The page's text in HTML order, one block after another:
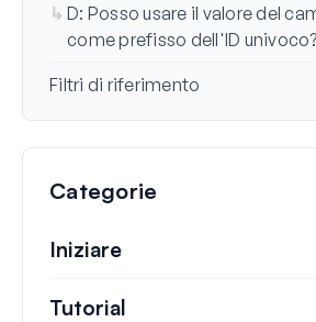
D: Posso usare il valore del
come prefisso dell'ID univoco?
Filtri di riferimento
Categorie
Iniziare
Tutorial